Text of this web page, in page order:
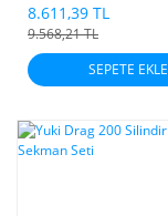
8.611,39 TL
9.568,21 TL
SEPETE EKLE